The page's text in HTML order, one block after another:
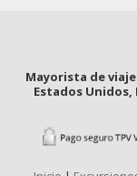
Mayorista de
Estados Unidos,